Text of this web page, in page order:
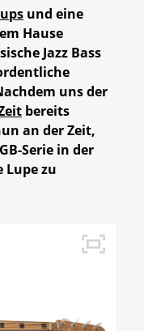
und eine
Hause
Jazz Bass
uns der
bereits
an der Zeit,
Serie in der
Lupe zu